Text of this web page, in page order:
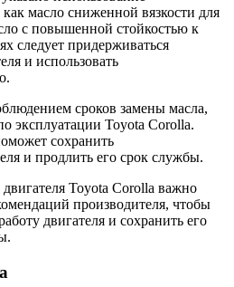
масло сниженной вязкости для
с повышенной стойкостью к
следует придерживаться
и использовать
сроков замены масла,
эксплуатации Toyota Corolla.
сохранить
и продлить его срок службы.
Toyota Corolla важно
производителя, чтобы
двигателя и сохранить его